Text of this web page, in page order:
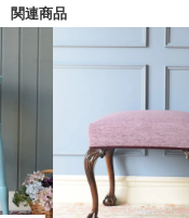
関連商品